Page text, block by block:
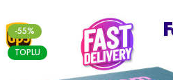
-55%
TOPLU